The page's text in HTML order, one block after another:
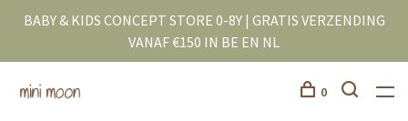
BABY & KIDS CONCEPT STORE 0-8Y | GRATIS VERZENDING
VANAF €150 IN BE EN NL
0